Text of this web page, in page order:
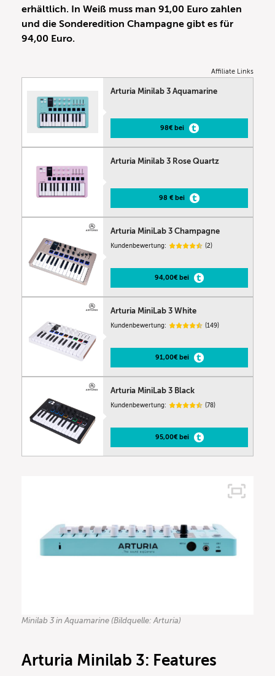
erhältlich. In Weiß muss man 91,00 Euro zahlen
und die Sonderedition Champagne gibt es für
94,00 Euro.
Affiliate Links
Arturia Minilab 3 Aquamarine
98€ bei
Arturia Minilab 3 Rose Quartz
98 € bei
Arturia MiniLab 3 Champagne
Kundenbewertung: (2)
94,00€ bei
Arturia MiniLab 3 White
Kundenbewertung: (149)
91,00€ bei
Arturia MiniLab 3 Black
Kundenbewertung: (78)
95,00€ bei
Minilab 3 in Aquamarine (Bildquelle: Arturia)
Arturia Minilab 3: Features